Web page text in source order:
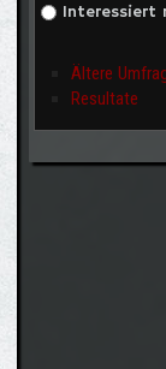
Interessiert
Ältere
Resultate